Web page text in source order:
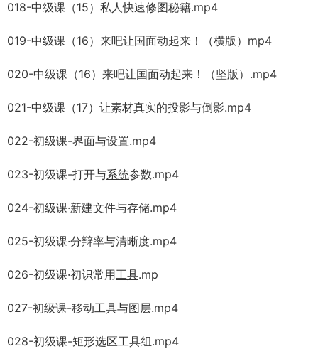
018-中级课（15）私人快速修图秘籍.mp4
019-中级课（16）来吧让国面动起来！（横版）mp4
020-中级课（16）来吧让国面动起来！（坚版）.mp4
021-中级课（17）让素材真实的投影与倒影.mp4
022-初级课-界面与设置.mp4
023-初级课-打开与系统参数.mp4
024-初级课·新建文件与存储.mp4
025-初级课·分辩率与清晰度.mp4
026-初级课·初识常用工具.mp
027-初级课-移动工具与图层.mp4
028-初级课-矩形选区工具组.mp4